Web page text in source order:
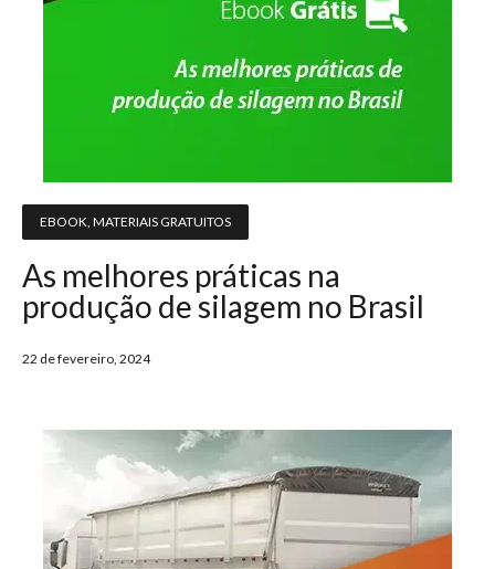
EBOOK MATERIAIS GRATUITOS
As melhores práticas na
produção de silagem no Brasil
22 de fevereiro, 2024